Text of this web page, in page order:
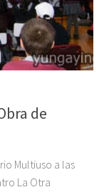
de
Multiuso a las
La Otra